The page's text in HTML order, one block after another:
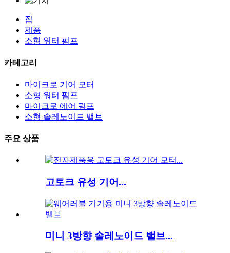
집
제품
소형 워터 펌프
카테고리
마이크로 기어 모터
소형 워터 펌프
마이크로 에어 펌프
소형 솔레노이드 밸브
주요 상품
고토크 유성 기어...
미니 3방향 솔레노이드 밸브...